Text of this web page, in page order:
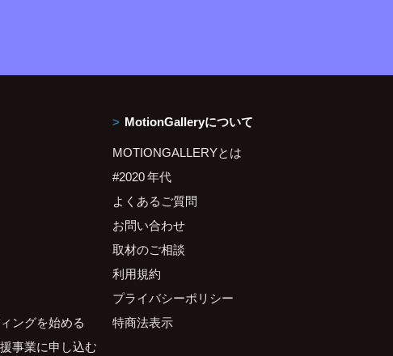
ングを始める
事業に申し込む
MotionGalleryについて
MOTIONGALLERYとは
#2020 年代
よくあるご質問
お問い合わせ
取材のご相談
利用規約
プライバシーポリシー
特商法表示